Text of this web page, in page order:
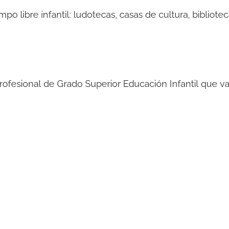
libre infantil: ludotecas, casas de cultura,
de Grado Superior Educación Infantil que